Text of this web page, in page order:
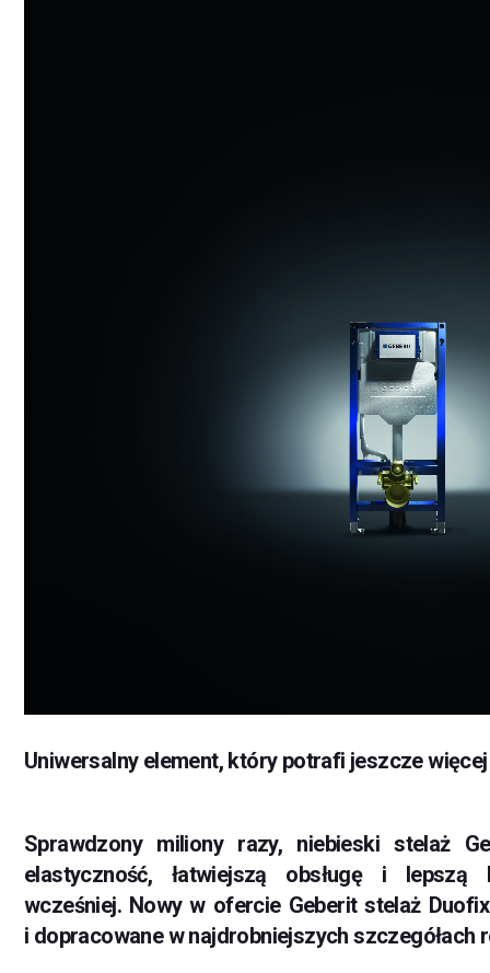
Uniwersalny element, który potrafi jeszcze więcej
Sprawdzony miliony razy, niebieski stelaż
elastyczność, łatwiejszą obsługę i lepszą
wcześniej. Nowy w ofercie Geberit stelaż
i dopracowane w najdrobniejszych szczegółach